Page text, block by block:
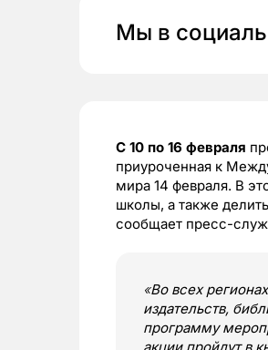
Мы в
С 10 по 16 февраля
приуроченная к
мира 14 февраля. В
школы, а также
сообщает пресс-
«Во всех
издательств,
программу